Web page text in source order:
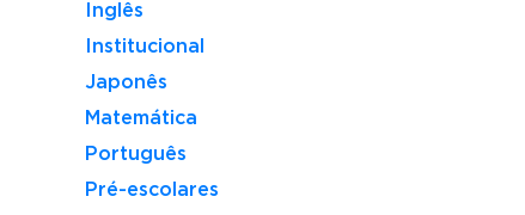
Inglês
Institucional
Japonês
Matemática
Português
Pré-escolares